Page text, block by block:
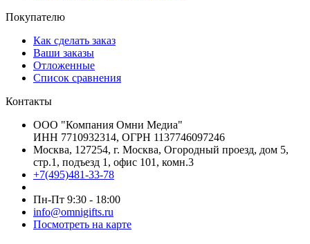
Покупателю
Как сделать заказ
Ваши заказы
Отложенные
Список сравнения
Контакты
ООО "Компания Омни Медиа"
ИНН 7710932314, ОГРН 1137746097246
Москва, 127254, г. Москва, Огородный проезд, дом 5,
стр.1, подъезд 1, офис 101, комн.3
+7(495)481-33-78
Пн-Пт 9:30 - 18:00
info@omnigifts.ru
Посмотреть на карте